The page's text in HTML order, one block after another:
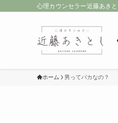
心理カウンセラー近藤あき
ホーム 男ってバカなの？